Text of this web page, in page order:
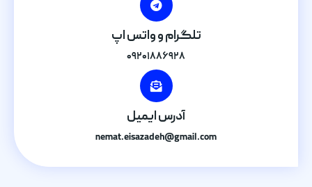
تلگرام و واتس اپ
۰۹۲۰۱۸۸۶۹۲۸
آدرس ایمیل
nemat.eisazadeh@gmail.com